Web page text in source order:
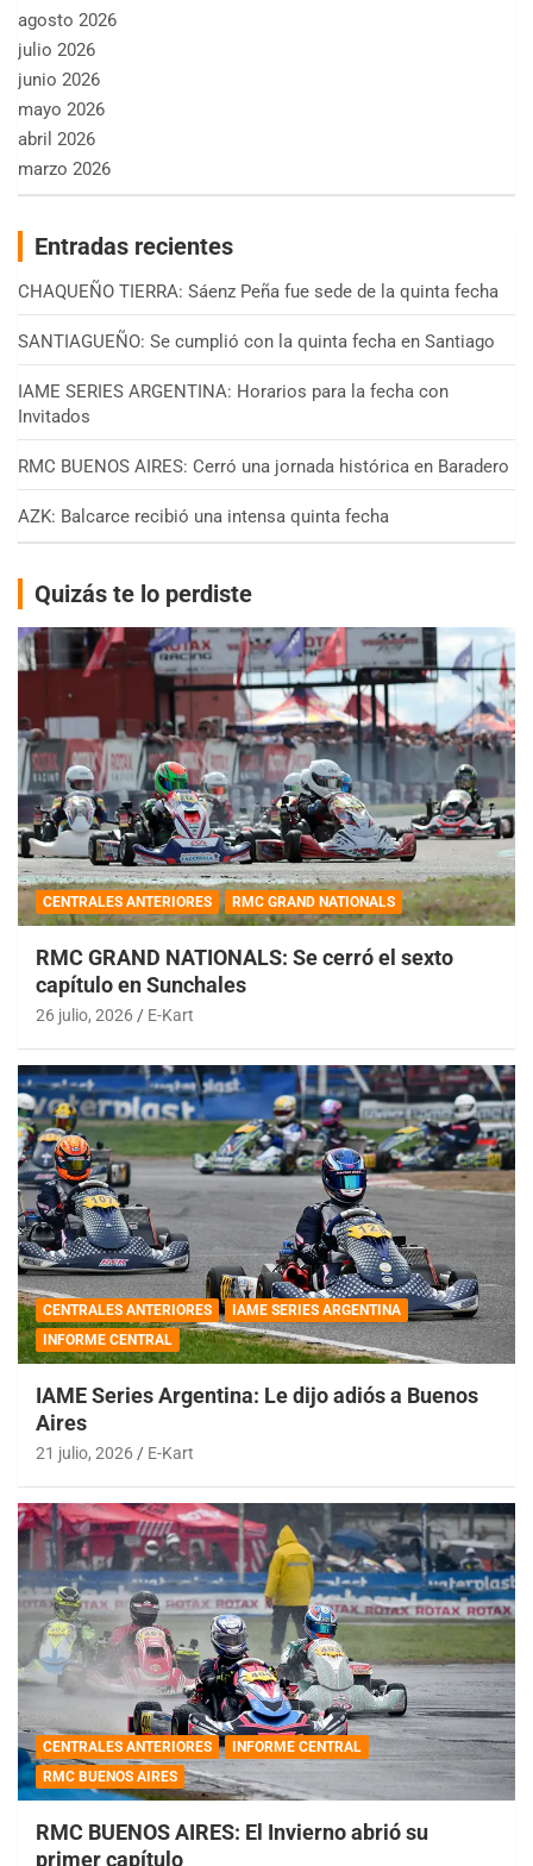
agosto 2026
julio 2026
junio 2026
mayo 2026
abril 2026
marzo 2026
Entradas recientes
CHAQUEÑO TIERRA: Sáenz Peña fue sede de la quinta fecha
SANTIAGUEÑO: Se cumplió con la quinta fecha en Santiago
IAME SERIES ARGENTINA: Horarios para la fecha con
Invitados
RMC BUENOS AIRES: Cerró una jornada histórica en Baradero
AZK: Balcarce recibió una intensa quinta fecha
Quizás te lo perdiste
CENTRALES ANTERIORES RMC GRAND NATIONALS
RMC GRAND NATIONALS: Se cerró el sexto
capítulo en Sunchales
26 julio, 2026 E-Kart
CENTRALES ANTERIORES
IAME SERIES ARGENTINA
INFORME CENTRAL
IAME Series Argentina: Le dijo adiós a Buenos
Aires
21 julio, 2026 E-Kart
CENTRALES ANTERIORES
INFORME CENTRAL
RMC BUENOS AIRES
RMC BUENOS AIRES: El Invierno abrió su
primer capítulo